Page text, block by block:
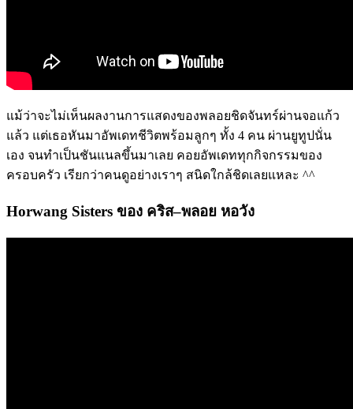
แม้ว่าจะไม่เห็นผลงานการแสดงของพลอยชิดจันทร์ผ่านจอแก้ว
แล้ว แต่เธอหันมาอัพเดทชีวิตพร้อมลูกๆ ทั้ง 4 คน ผ่านยูทูปนั่น
เอง จนทำเป็นชันแนลขึ้นมาเลย คอยอัพเดททุกกิจกรรมของ
ครอบครัว เรียกว่าคนดูอย่างเราๆ สนิดใกล้ชิดเลยแหละ ^^
Horwang Sisters ของ คริส–พลอย หอวัง